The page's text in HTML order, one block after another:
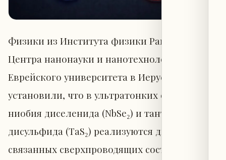
Физики из Института физики Раках и
Центра нанонауки и нанотехнологий
Еврейского университета в Иерусалиме
установили, что в ультратонких образцах
ниобия диселенида (NbSe₂) и тантала
дисульфида (TaS₂) реализуются два сильно
связанных сверхпроводящих состояния,